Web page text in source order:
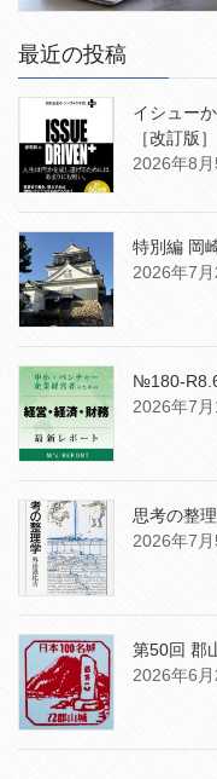
最近の投稿
イシュー
［改訂版］
2026年8月
特別編 岡
2026年7月
№180-
2026年7月
思考の整
2026年7月
第50回 郡
2026年6月